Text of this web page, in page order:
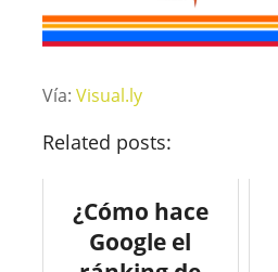
Vía: Visual.ly
Related posts:
¿Cómo hace
Google el